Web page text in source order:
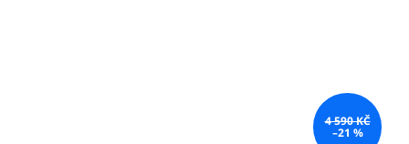
4 590 KČ
–21 %